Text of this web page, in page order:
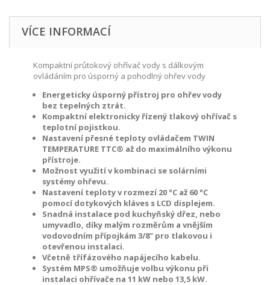
VÍCE INFORMACÍ
Kompaktní průtokový ohřívač vody s dálkovým
ovládáním pro úsporný a pohodlný ohřev vody
Energeticky úsporný přístroj pro ohřev vody
bez tepelných ztrát.
Kompaktní elektronicky řízený tlakový ohřívač s
teplotní pojistkou.
Nastavení přesné teploty ovládačem TWIN
TEMPERATURE TTC® až do maximálního výkonu
přístroje.
Možnost využití v kombinaci se solárními
systémy ohřevu.
Nastavení teploty v rozmezí 20 °C až 60 °C
pomocí dotykových kláves s LCD displejem.
Snadná instalace pod kuchyňský dřez, nebo
umyvadlo, díky malým rozměrům a vnějším
vodovodním přípojkám 3/8” pro tlakovou i
otevřenou instalaci.
Včetně třífázového napájecího kabelu.
Systém MPS® umožňuje volbu výkonu při
instalaci ohřívače na 11 kW nebo 13,5 kW.